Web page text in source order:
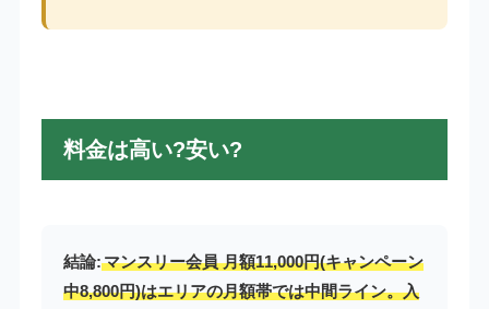
料金は高い?安い?
結論:マンスリー会員 月額11,000円(キャンペーン
中8,800円)はエリアの月額帯では中間ライン。入